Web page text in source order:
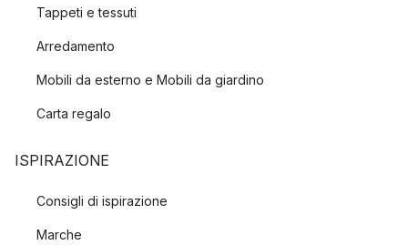
Tappeti e tessuti
Arredamento
Mobili da esterno e Mobili da giardino
Carta regalo
ISPIRAZIONE
Consigli di ispirazione
Marche